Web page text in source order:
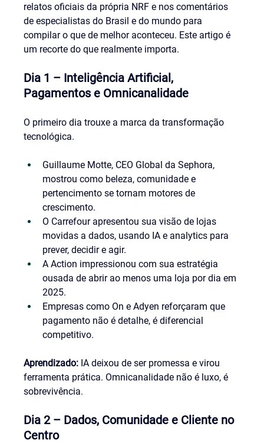
relatos oficiais da própria NRF e nos comentários
de especialistas do Brasil e do mundo para
compilar o que de melhor aconteceu. Este artigo é
um recorte do que realmente importa.
Dia 1 – Inteligência Artificial,
Pagamentos e Omnicanalidade
O primeiro dia trouxe a marca da transformação
tecnológica.
Guillaume Motte, CEO Global da Sephora,
mostrou como beleza, comunidade e
pertencimento se tornam motores de
crescimento.
O Carrefour apresentou sua visão de lojas
movidas a dados, usando IA e analytics para
prever, decidir e agir.
A Action impressionou com sua estratégia
ousada de abrir ao menos uma loja por dia em
2025.
Empresas como On e Adyen reforçaram que
pagamento não é detalhe, é diferencial
competitivo.
Aprendizado: IA deixou de ser promessa e virou
ferramenta prática. Omnicanalidade não é luxo, é
sobrevivência.
Dia 2 – Dados, Comunidade e Cliente no
Centro